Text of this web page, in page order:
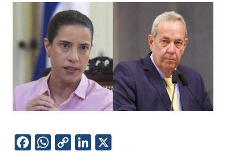
F
W C
Li